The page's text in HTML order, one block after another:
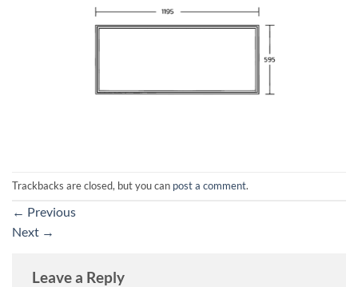
Trackbacks are closed, but you can post a comment.
← Previous
Next →
Leave a Reply